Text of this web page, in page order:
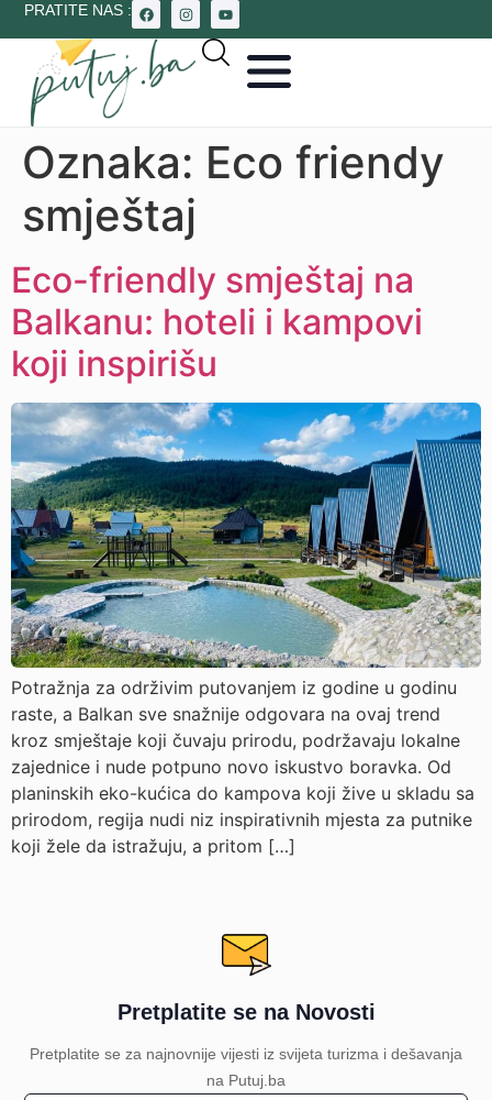
PRATITE NAS :
Oznaka: Eco friendy
smještaj
Eco-friendly smještaj na
Balkanu: hoteli i kampovi
koji inspirišu
Potražnja za održivim putovanjem iz godine u godinu
raste, a Balkan sve snažnije odgovara na ovaj trend
kroz smještaje koji čuvaju prirodu, podržavaju lokalne
zajednice i nude potpuno novo iskustvo boravka. Od
planinskih eko-kućica do kampova koji žive u skladu sa
prirodom, regija nudi niz inspirativnih mjesta za putnike
koji žele da istražuju, a pritom […]
Pretplatite se na Novosti
Pretplatite se za najnovnije vijesti iz svijeta turizma i dešavanja
na Putuj.ba